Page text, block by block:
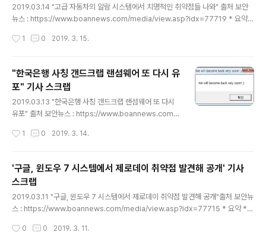
들은 카운터스트라이크 전용 서버를 구매하고그 ..
2019.03.14 "고급 자동차의 알람 시스템에서 치명적인 취약점들 나와" 출처 보안
뉴스 : https://www.boannews.com/media/view.asp?idx=77719 * 요약 *
로잇 될 경우에 자동차에 대한 원격 해킹이 가능해지며, 자동차 주인 및 탑승자들을
을 켜거나 끌 수도 있다.자동차 알람 시스템은 안전하다고 광고되어있지만 실제로는
그렇지 않았다.판도라와 바이퍼 모바일 앱들에서 사용되는 API를 분석하자 '불안전
직접 객체 잠조 IDOR(insecure direct object reference)'취약점들이 존재했
다. 이런 종류의..
1 0 2019. 3. 15.
"한국은행 사칭 갠드크랩 랜섬웨어 또 다시 유
포" 기사 스크랩
2019.03.13 "한국은행 사칭 갠드크랩 랜섬웨어 또 다시
유포" 출처 보안뉴스 : https://www.boannews.com/
사용하는 갠드크랩 랜섬웨어 이메일 공격이 발견되었다.
역기를돌린 듯한 한국어를 사용했으며 2월 20일부터 현재
까지 꾸준하게 갠드크랩 랜섬웨어를 이용한공격을 하고 있
다. 어눌한 한국어와 함께 띄어쓰기가 제대로 되어있지 않
았다. 한국은행은 중앙은행이자발권은행으로 개인거래가
1 0 2019. 3. 14.
'구글, 윈도우 7 시스템에서 제로데이 취약점 발견해 공개' 기사
스크랩
2019.03.11 "구글, 윈도우 7 시스템에서 제로데이 취약점 발견해 공개"출처 보안뉴
스 : https://www.boannews.com/media/view.asp?idx=77715 * 요약 *
0 0 2019. 3. 11.